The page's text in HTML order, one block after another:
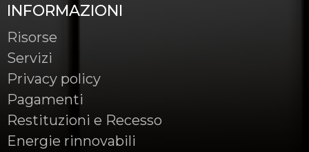
INFORMAZIONI
Risorse
Servizi
Privacy policy
Pagamenti
Restituzioni e Recesso
Energie rinnovabili